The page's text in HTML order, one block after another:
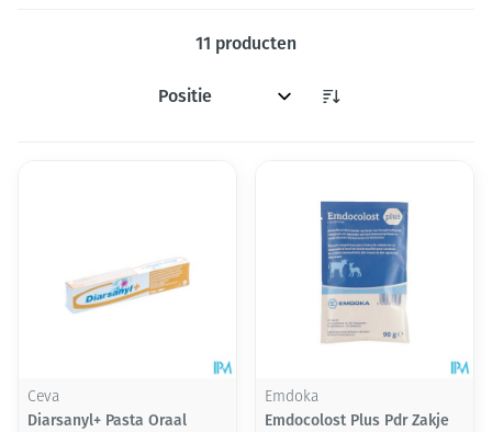
11 producten
Sorteer op:
Ceva
Diarsanyl+ Pasta Oraal
Emdoka
Emdocolost Plus Pdr Zakje